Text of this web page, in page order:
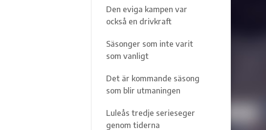
Den eviga kampen var
också en drivkraft
Säsonger som inte varit
som vanligt
Det är kommande säsong
som blir utmaningen
Luleås tredje serieseger
genom tiderna